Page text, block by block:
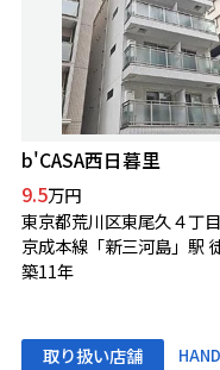
b'CASA西日暮里
9.5万円
東京都荒川区東尾久４丁目
京成本線「新三河島」駅
築11年
取り扱い店舗